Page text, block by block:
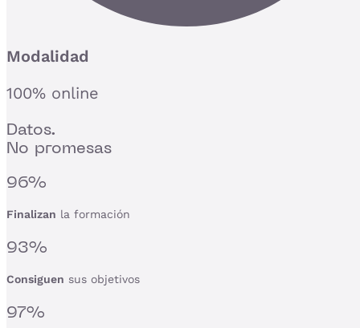
Modalidad
100% online
Datos.
No promesas
96%
Finalizan la formación
93%
Consiguen sus objetivos
97%